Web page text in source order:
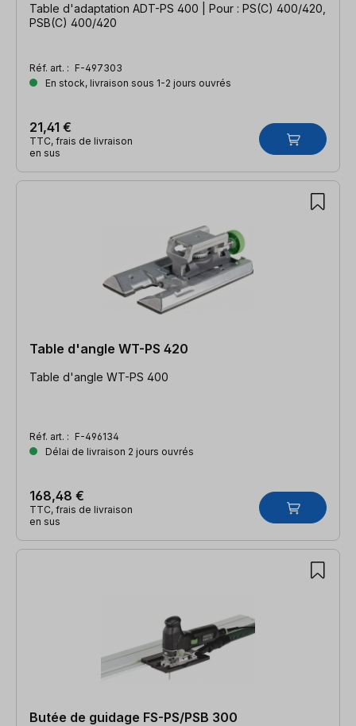
Table d'adaptation ADT-PS 400 | Pour : PS(C) 400/420,
PSB(C) 400/420
Réf. art. : F-497303
En stock, livraison sous 1-2 jours ouvrés
21,41 €
TTC, frais de livraison
en sus
Table d'angle WT-PS 420
Table d'angle WT-PS 400
Réf. art. : F-496134
Délai de livraison 2 jours ouvrés
168,48 €
TTC, frais de livraison
en sus
Butée de guidage FS-PS/PSB 300